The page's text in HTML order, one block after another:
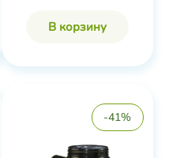
В корзину
-41%